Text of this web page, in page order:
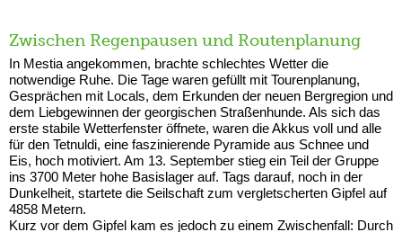
Zwischen Regenpausen und Routenplanung
In Mestia angekommen, brachte schlechtes Wetter die
notwendige Ruhe. Die Tage waren gefüllt mit Tourenplanung,
Gesprächen mit Locals, dem Erkunden der neuen Bergregion und
dem Liebgewinnen der georgischen Straßenhunde. Als sich das
erste stabile Wetterfenster öffnete, waren die Akkus voll und alle
für den Tetnuldi, eine faszinierende Pyramide aus Schnee und
Eis, hoch motiviert. Am 13. September stieg ein Teil der Gruppe
ins 3700 Meter hohe Basislager auf. Tags darauf, noch in der
Dunkelheit, startete die Seilschaft zum vergletscherten Gipfel auf
4858 Metern.
Kurz vor dem Gipfel kam es jedoch zu einem Zwischenfall: Durch